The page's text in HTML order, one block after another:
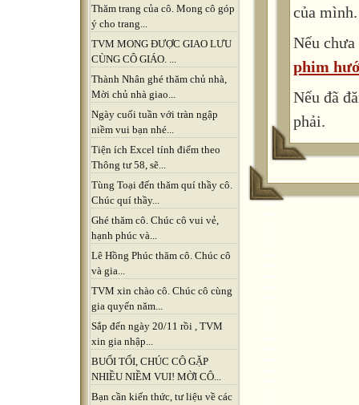
Thăm trang của cô. Mong cô góp
ý cho trang...
TVM MONG ĐƯỢC GIAO LƯU
CÙNG CÔ GIÁO. ...
Thành Nhân ghé thăm chủ nhà,
Mời chủ nhà giao...
Ngày cuối tuần với tràn ngập
niềm vui bạn nhé...
Tiện ích Excel tính điểm theo
Thông tư 58, sẽ...
Tùng Toại đến thăm quí thầy cô.
Chúc quí thầy...
Ghé thăm cô. Chúc cô vui vẻ,
hạnh phúc và...
Lê Hồng Phúc thăm cô. Chúc cô
và gia...
TVM xin chào cô. Chúc cô cùng
gia quyến năm...
Sắp đến ngày 20/11 rồi , TVM
xin gia nhập...
BUỔI TỐI, CHÚC CÔ GẶP
NHIỀU NIỀM VUI! MỜI CÔ...
Bạn cần kiến thức, tư liệu về các
của mình.
Nếu
phim
Nếu đã
phải.